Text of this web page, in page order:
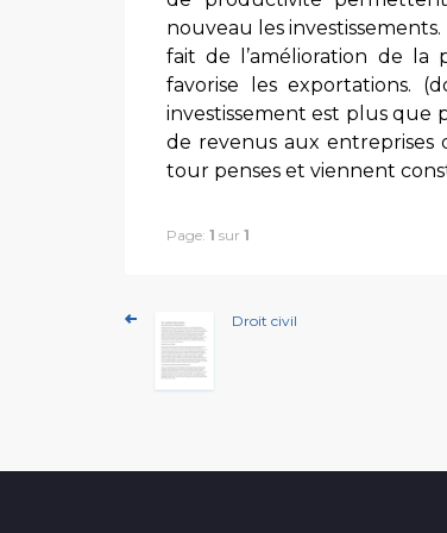
nouveau les
fait de l’amélioration de la
favorise les exportations.
investissement est plus que
de revenus aux entreprises
tour penses et viennent
Page: 1 sur 1
Droit civil